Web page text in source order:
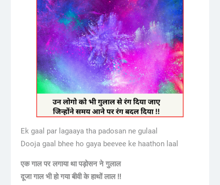
Ek gaal par lagaaya tha padosan ne gulaal
Dooja gaal bhee ho gaya beevee ke haathon laal
एक गाल पर लगाया था पड़ोसन ने गुलाल
दूजा गाल भी हो गया बीवी के हाथों लाल !!